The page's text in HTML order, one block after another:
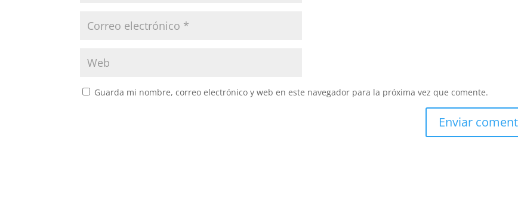
Guarda mi nombre, correo electrónico y web en este navegador para la próxima vez que comente.